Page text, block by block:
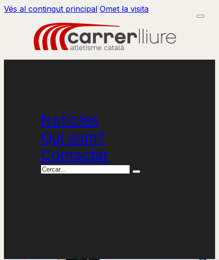
Vés al contingut principal Omet la visita
Notícies
Qui som?
Contactar
Cercar